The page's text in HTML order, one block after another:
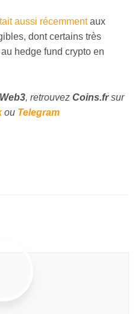
aussi récemmentaux
dont certains très
hedge fund crypto en
Web3, retrouvez Coins.frsur
ou Telegram